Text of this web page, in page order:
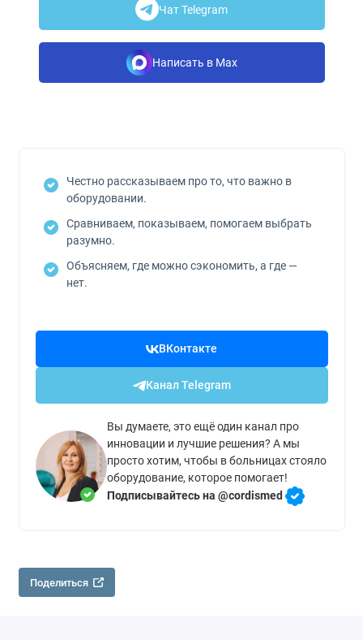
Чат Telegram
Написать в Max
Честно рассказываем про то, что важно в
оборудовании.
Сравниваем, показываем, помогаем выбрать
разумно.
Объясняем, где можно сэкономить, а где —
нет.
ВКонтакте
Канал Telegram
Вы думаете, это ещё один канал про
инновации и лучшие решения? А мы
просто хотим, чтобы в больницах стояло
оборудование, которое помогает!
Подписывайтесь на @cordismed
Поделиться